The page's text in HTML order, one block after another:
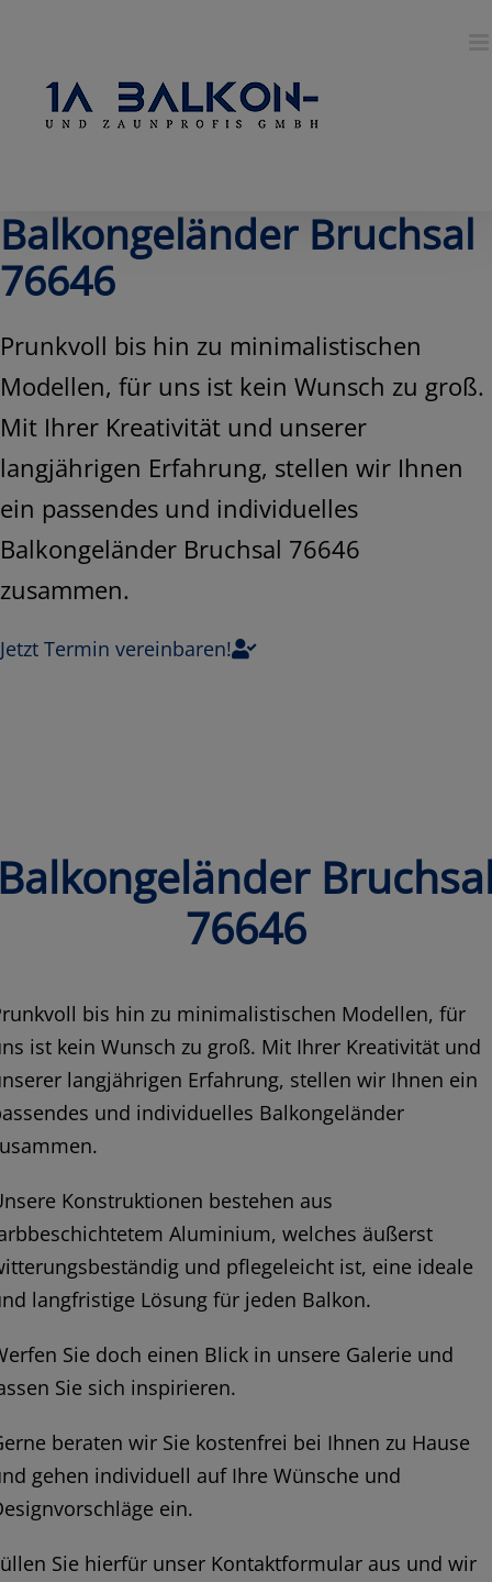
content
Balkongeländer Bruchsal
76646
Prunkvoll bis hin zu minimalistischen
Modellen, für uns ist kein Wunsch zu groß.
Mit Ihrer Kreativität und unserer
langjährigen Erfahrung, stellen wir Ihnen
ein passendes und individuelles
Balkongeländer Bruchsal 76646
zusammen.
Jetzt Termin vereinbaren!
76646
bis hin zu minimalistischen Modellen, für
ist kein Wunsch zu groß. Mit Ihrer Kreativität und
langjährigen Erfahrung, stellen wir Ihnen ein
und individuelles Balkongeländer
Konstruktionen bestehen aus
Aluminium, welches äußerst
und pflegeleicht ist, eine ideale
langfristige Lösung für jeden Balkon.
Sie doch einen Blick in unsere Galerie und
Sie sich inspirieren.
beraten wir Sie kostenfrei bei Ihnen zu Hause
gehen individuell auf Ihre Wünsche und
ein.
Sie hierfür unser Kontaktformular aus und wir